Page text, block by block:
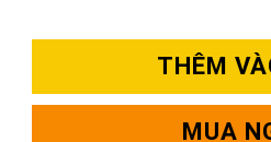
THÊM
MUA